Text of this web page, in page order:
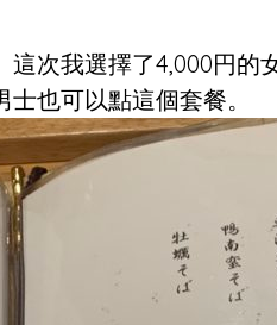
次我選擇了4,000円的
也可以點這個套餐。